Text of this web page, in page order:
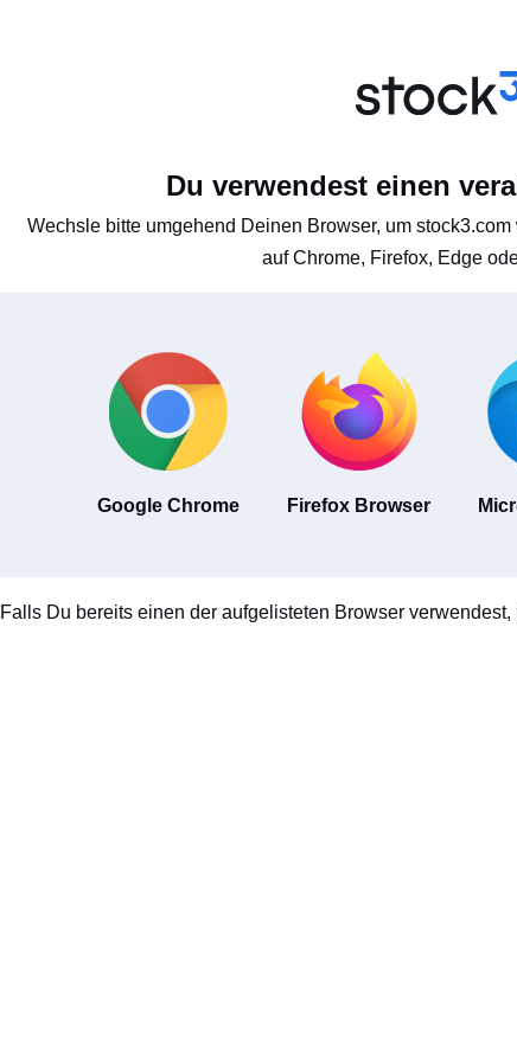
Du verwendest einen
Wechsle bitte umgehend Deinen Browser, um
auf Chrome, Firefox, Edge
Google Chrome Firefox Browser
Falls Du bereits einen der aufgelisteten Browser